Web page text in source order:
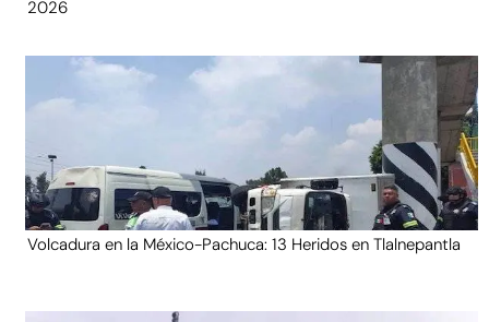
2026
Volcadura en la México-Pachuca: 13 Heridos en Tlalnepantla